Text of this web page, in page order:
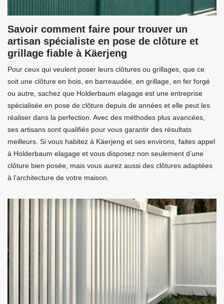
Savoir comment faire pour trouver un
artisan spécialiste en pose de clôture et
grillage fiable à Käerjeng
Pour ceux qui veulent poser leurs clôtures ou grillages, que ce
soit une clôture en bois, en barreaudée, en grillage, en fer forgé
ou autre, sachez que Holderbaum elagage est une entreprise
spécialisée en pose de clôture depuis de années et elle peut les
réaliser dans la perfection. Avec des méthodes plus avancées,
ses artisans sont qualifiés pour vous garantir des résultats
meilleurs. Si vous habitez à Käerjeng et ses environs, faites appel
à Holderbaum elagage et vous disposez non seulement d’une
clôture bien posée, mais vous aurez aussi des clôtures adaptées
à l’architecture de votre maison.